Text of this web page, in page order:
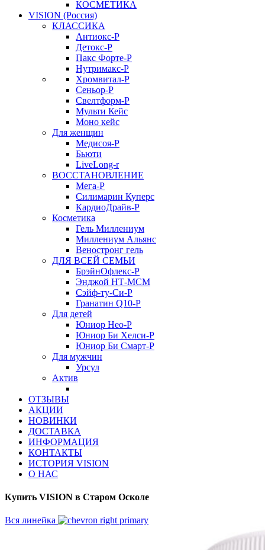
КОСМЕТИКА
VISION (Россия)
КЛАССИКА
Антиокс-Р
Детокс-Р
Пакс Форте-Р
Нутримакс-Р
Хромвитал-Р
Сеньор-Р
Свелтформ-Р
Мульти Кейс
Моно кейс
Для женщин
Медисоя-Р
Бьюти
LiveLong-r
ВОССТАНОВЛЕНИЕ
Мега-Р
Силимарин Куперс
КардиоДрайв-Р
Косметика
Гель Миллениум
Миллениум Альянс
Веностронг гель
ДЛЯ ВСЕЙ СЕМЬИ
БрэйнОфлекс-Р
Энджой НТ-МСМ
Сэйф-ту-Си-Р
Гранатин Q10-Р
Для детей
Юниор Нео-Р
Юниор Би Хелси-Р
Юниор Би Смарт-Р
Для мужчин
Урсул
Актив
ОТЗЫВЫ
АКЦИИ
НОВИНКИ
ДОСТАВКА
ИНФОРМАЦИЯ
КОНТАКТЫ
ИСТОРИЯ VISION
О НАС
Купить VISION в Старом Осколе
Вся линейка